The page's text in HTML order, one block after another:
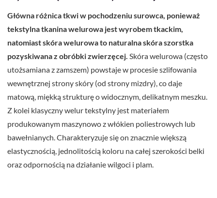
Główna różnica tkwi w pochodzeniu surowca, ponieważ
tekstylna tkanina welurowa jest wyrobem tkackim,
natomiast skóra welurowa to naturalna skóra szorstka
pozyskiwana z obróbki zwierzęcej. Skóra welurowa (często
utożsamiana z zamszem) powstaje w procesie szlifowania
wewnętrznej strony skóry (od strony mizdry), co daje
matową, miękką strukturę o widocznym, delikatnym meszku.
Z kolei klasyczny welur tekstylny jest materiałem
produkowanym maszynowo z włókien poliestrowych lub
bawełnianych. Charakteryzuje się on znacznie większą
elastycznością, jednolitością koloru na całej szerokości belki
oraz odpornością na działanie wilgoci i plam.